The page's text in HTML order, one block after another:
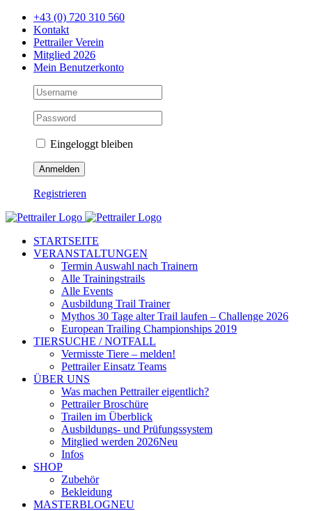
Zum
Inhalt
springen
+43 (0) 720 310 560
Kontakt
Pettrailer Verein
Mitglied 2026
Mein Benutzerkonto
Eingeloggt bleiben
Registrieren
Facebook
X
YouTube
Instagram
STARTSEITE
VERANSTALTUNGEN
Termin Auswahl nach Trainern
Alle Trainingstrails
Alle Events
Ausbildung Trail Trainer
Mythos 30 Tage alter Trail laufen – Challenge 2026
European Trailing Championships 2019
TIERSUCHE / NOTFALL
Vermisste Tiere – melden!
Pettrailer Einsatz Teams
ÜBER UNS
Was machen Pettrailer eigentlich?
Pettrailer Broschüre
Trailen im Überblick
Ausbildungs- und Prüfungssystem
Mitglied werden 2026Neu
Infos
SHOP
Zubehör
Bekleidung
MASTERBLOGNEU